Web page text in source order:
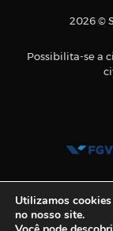
2026 ©
Possibilita-se a
Utilizamos
no nosso site.